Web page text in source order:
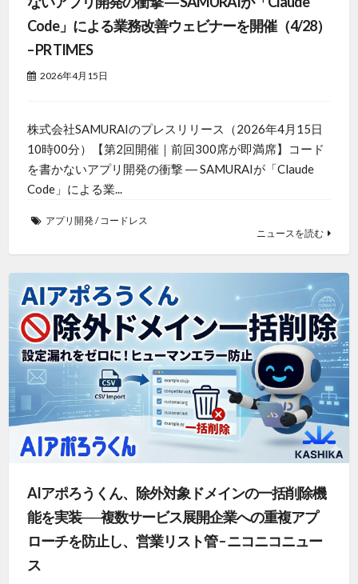
Code」による業務改善ウェビナーを開催（4/28）
– PR TIMES
2026年4月15日
株式会社SAMURAIのプレスリリース（2026年4月15日
10時00分）【第2回開催｜前回300席が即満席】コード
を書かないアプリ開発の衝撃 ― SAMURAIが「Claude
Code」による業...
アプリ開発 /コードレス
ニュースを読む
AIアポろうくん、除外対象ドメインの一括削除機
能を実装──複数サービス展開企業への重複アプ
ローチを防止し、営業リスト管 – ニコニコニュー
ス